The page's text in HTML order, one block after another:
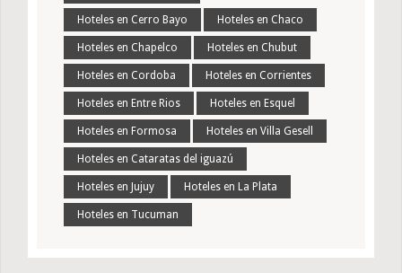
Hoteles en Cerro Bayo Hoteles en Chaco
Hoteles en Chapelco Hoteles en Chubut
Hoteles en Cordoba Hoteles en Corrientes
Hoteles en Entre Rios Hoteles en Esquel
Hoteles en Formosa Hoteles en Villa Gesell
Hoteles en Cataratas del iguazú
Hoteles en Jujuy Hoteles en La Plata
Hoteles en Tucuman